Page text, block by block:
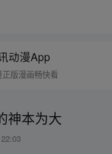
动漫App
正版漫画畅快看
神本为大